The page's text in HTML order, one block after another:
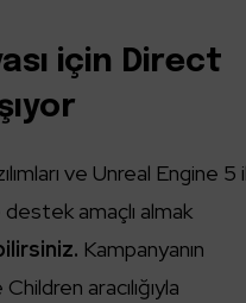
için Direct
ve Unreal Engine 5
amaçlı almak
Kampanyanın
aracılığıyla